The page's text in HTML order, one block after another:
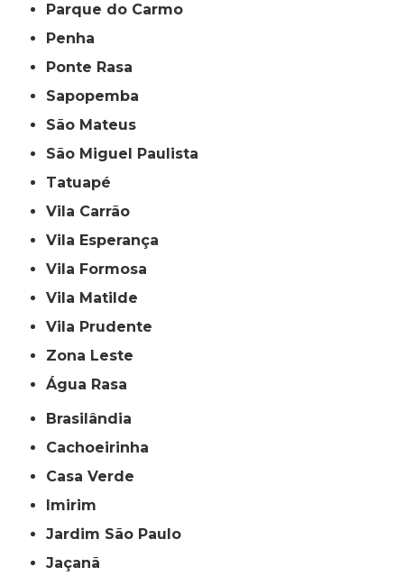
Parque do Carmo
Penha
Ponte Rasa
Sapopemba
São Mateus
São Miguel Paulista
Tatuapé
Vila Carrão
Vila Esperança
Vila Formosa
Vila Matilde
Vila Prudente
Zona Leste
Água Rasa
Brasilândia
Cachoeirinha
Casa Verde
Imirim
Jardim São Paulo
Jaçanã